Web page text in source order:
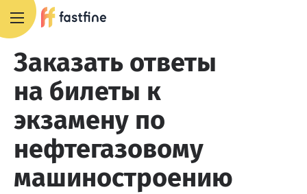
Заказать ответы
на билеты к
экзамену по
нефтегазовому
машиностроению